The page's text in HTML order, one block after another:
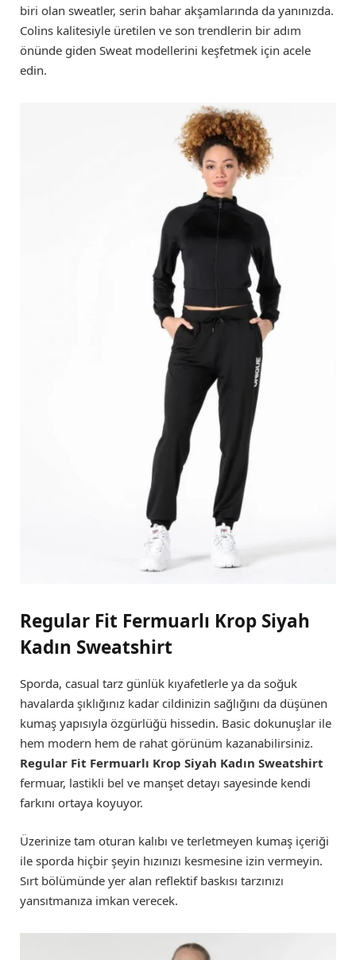
biri olan sweatler, serin bahar akşamlarında da yanınızda.
Colins kalitesiyle üretilen ve son trendlerin bir adım
önünde giden Sweat modellerini keşfetmek için acele
edin.
Regular Fit Fermuarlı Krop Siyah
Kadın Sweatshirt
Sporda, casual tarz günlük kıyafetlerle ya da soğuk
havalarda şıklığınız kadar cildinizin sağlığını da düşünen
kumaş yapısıyla özgürlüğü hissedin. Basic dokunuşlar ile
hem modern hem de rahat görünüm kazanabilirsiniz.
Regular Fit Fermuarlı Krop Siyah Kadın Sweatshirt
fermuar, lastikli bel ve manşet detayı sayesinde kendi
farkını ortaya koyuyor.
Üzerinize tam oturan kalıbı ve terletmeyen kumaş içeriği
ile sporda hiçbir şeyin hızınızı kesmesine izin vermeyin.
Sırt bölümünde yer alan reflektif baskısı tarzınızı
yansıtmanıza imkan verecek.